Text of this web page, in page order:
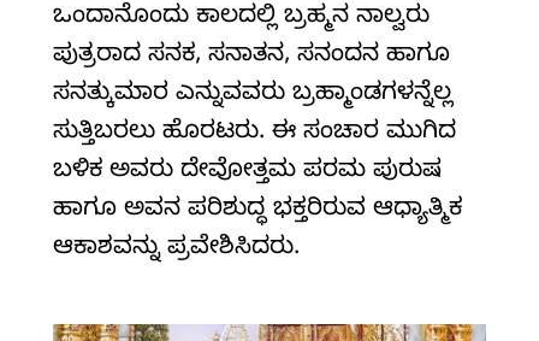
ಒಂದಾನೊಂದು ಕಾಲದಲ್ಲಿ ಬ್ರಹ್ಮನ ನಾಲ್ವರು
ಪುತ್ರರಾದ ಸನಕ, ಸನಾತನ, ಸನಂದನ ಹಾಗೂ
ಸನತ್ಕುಮಾರ ಎನ್ನುವವರು ಬ್ರಹ್ಮಾಂಡಗಳನ್ನೆಲ್ಲ
ಸುತ್ತಿಬರಲು ಹೊರಟರು. ಈ ಸಂಚಾರ ಮುಗಿದ
ಬಳಿಕ ಅವರು ದೇವೋತ್ತಮ ಪರಮ ಪುರುಷ
ಹಾಗೂ ಅವನ ಪರಿಶುದ್ಧ ಭಕ್ತರಿರುವ ಆಧ್ಯಾತ್ಮಿಕ
ಆಕಾಶವನ್ನು ಪ್ರವೇಶಿಸಿದರು.